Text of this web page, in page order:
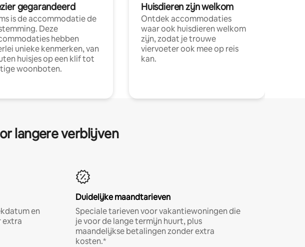
gegarandeerd
is de accommodatie de
Deze
hebben
unieke kenmerken, van
huisjes op een klif tot
woonboten.
Huisdieren zijn welkom
Ontdek accommodaties
waar ook huisdieren welkom
zijn, zodat je trouwe
viervoeter ook mee op reis
kan.
langere verblijven
en
extra
Duidelijke maandtarieven
Speciale tarieven voor vakantiewoningen die
je voor de lange termijn huurt, plus
maandelijkse betalingen zonder extra
kosten.*